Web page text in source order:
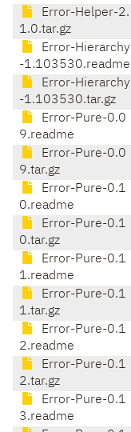
Error-Helper-2.
1.0.tar.gz
Error-Hierarchy
-1.103530.readme
Error-Hierarchy
-1.103530.tar.gz
Error-Pure-0.0
9.readme
Error-Pure-0.0
9.tar.gz
Error-Pure-0.1
0.readme
Error-Pure-0.1
0.tar.gz
Error-Pure-0.1
1.readme
Error-Pure-0.1
1.tar.gz
Error-Pure-0.1
2.readme
Error-Pure-0.1
2.tar.gz
Error-Pure-0.1
3.readme